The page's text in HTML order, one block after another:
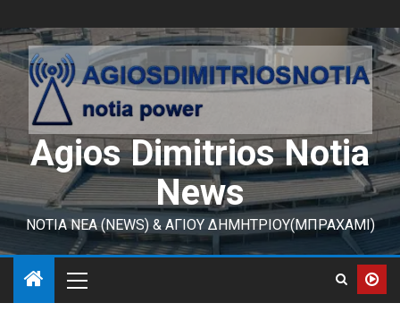
Agios Dimitrios Notia
News
ΝΟΤΙΑ ΝΕΑ (NEWS) & ΑΓΙΟΥ ΔΗΜΗΤΡΙΟΥ(ΜΠΡΑΧΑΜΙ)